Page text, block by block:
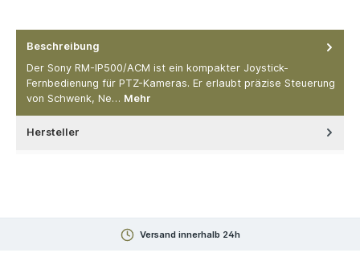
Beschreibung
Der Sony RM-IP500/ACM ist ein kompakter Joystick-
Fernbedienung für PTZ-Kameras. Er erlaubt präzise Steuerung
von Schwenk, Ne… Mehr
Hersteller
Versand innerhalb 24h